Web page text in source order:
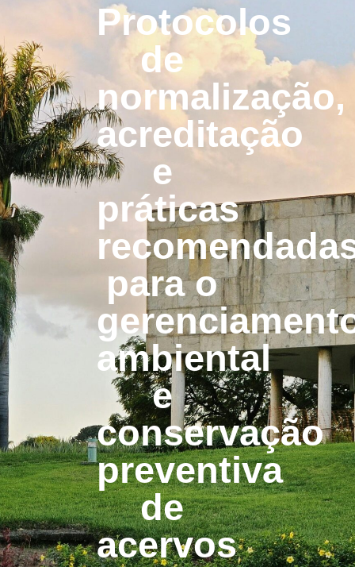
Protocolos
de
normalização,
acreditação
e
práticas
para o
ambiental
e
conservação
preventiva
de
acervos